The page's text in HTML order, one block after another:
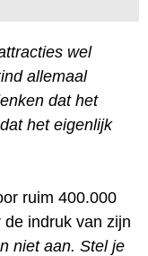
wel
allemaal
dat het
het eigenlijk
ruim 400.000
indruk van zijn
niet aan. Stel je